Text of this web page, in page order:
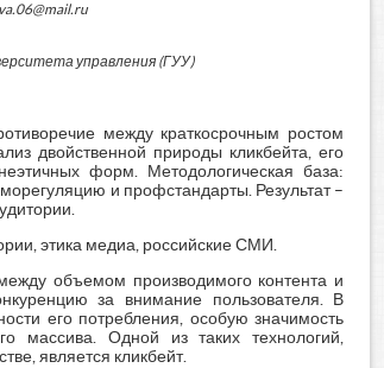
управления (ГУУ)
между краткосрочным ростом
двойственной природы кликбейта, его
форм. Методологическая база:
и профстандарты. Результат –
этика медиа, российские СМИ.
объемом производимого контента и
за внимание пользователя. В
его потребления, особую значимость
массива. Одной из таких технологий,
является кликбейт.